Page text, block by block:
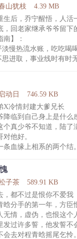
朝气，是大学里活力满
的穿着打扮也有要求。
三五必须要穿正式的西
动物。
秉持金主至上的原则，
山犹枝 4.39 MB
生后，乔宁醒悟，人活
，回老家继承爷爷留下
南】：
淡慢热流水账，吃吃喝
思进取，事业线时有时
： 随身空间 田园 种田
动日 746.59 KB
X冷情封建大爹兄长
降临到自己身上是什么
个真少爷不知道，陆
他好。
条血缘上相系的两个结。
都落荒而逃。
他亲手毁掉了。包括他
虽然是ABO世界观，但
原创小说、BL、长篇
子茶 589.91 KB
，都不过是恨你不爱我
晗分手的第一年，方臣
无情，虚伪，也恨这个
发过许多誓，他发誓不
会去对程青晗摇尾乞怜。